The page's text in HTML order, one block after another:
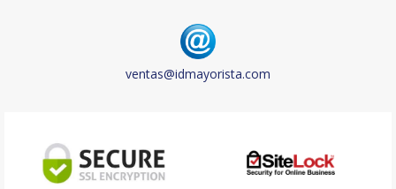
ventas@idmayorista.com